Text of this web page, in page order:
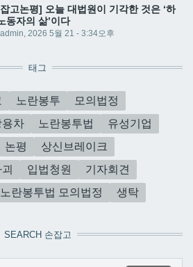
고논평] 오늘 대법원이 기각한 것은 ‘하
동자의 삶’이다
admin, 2026 5월 21 - 3:34오후
태그
노란봉투
모의법정
용차 노란봉투법
유성기업
논평
상신브레이크
입법청원
기자회견
노란봉투법 모의법정 생탁
SEARCH 손잡고